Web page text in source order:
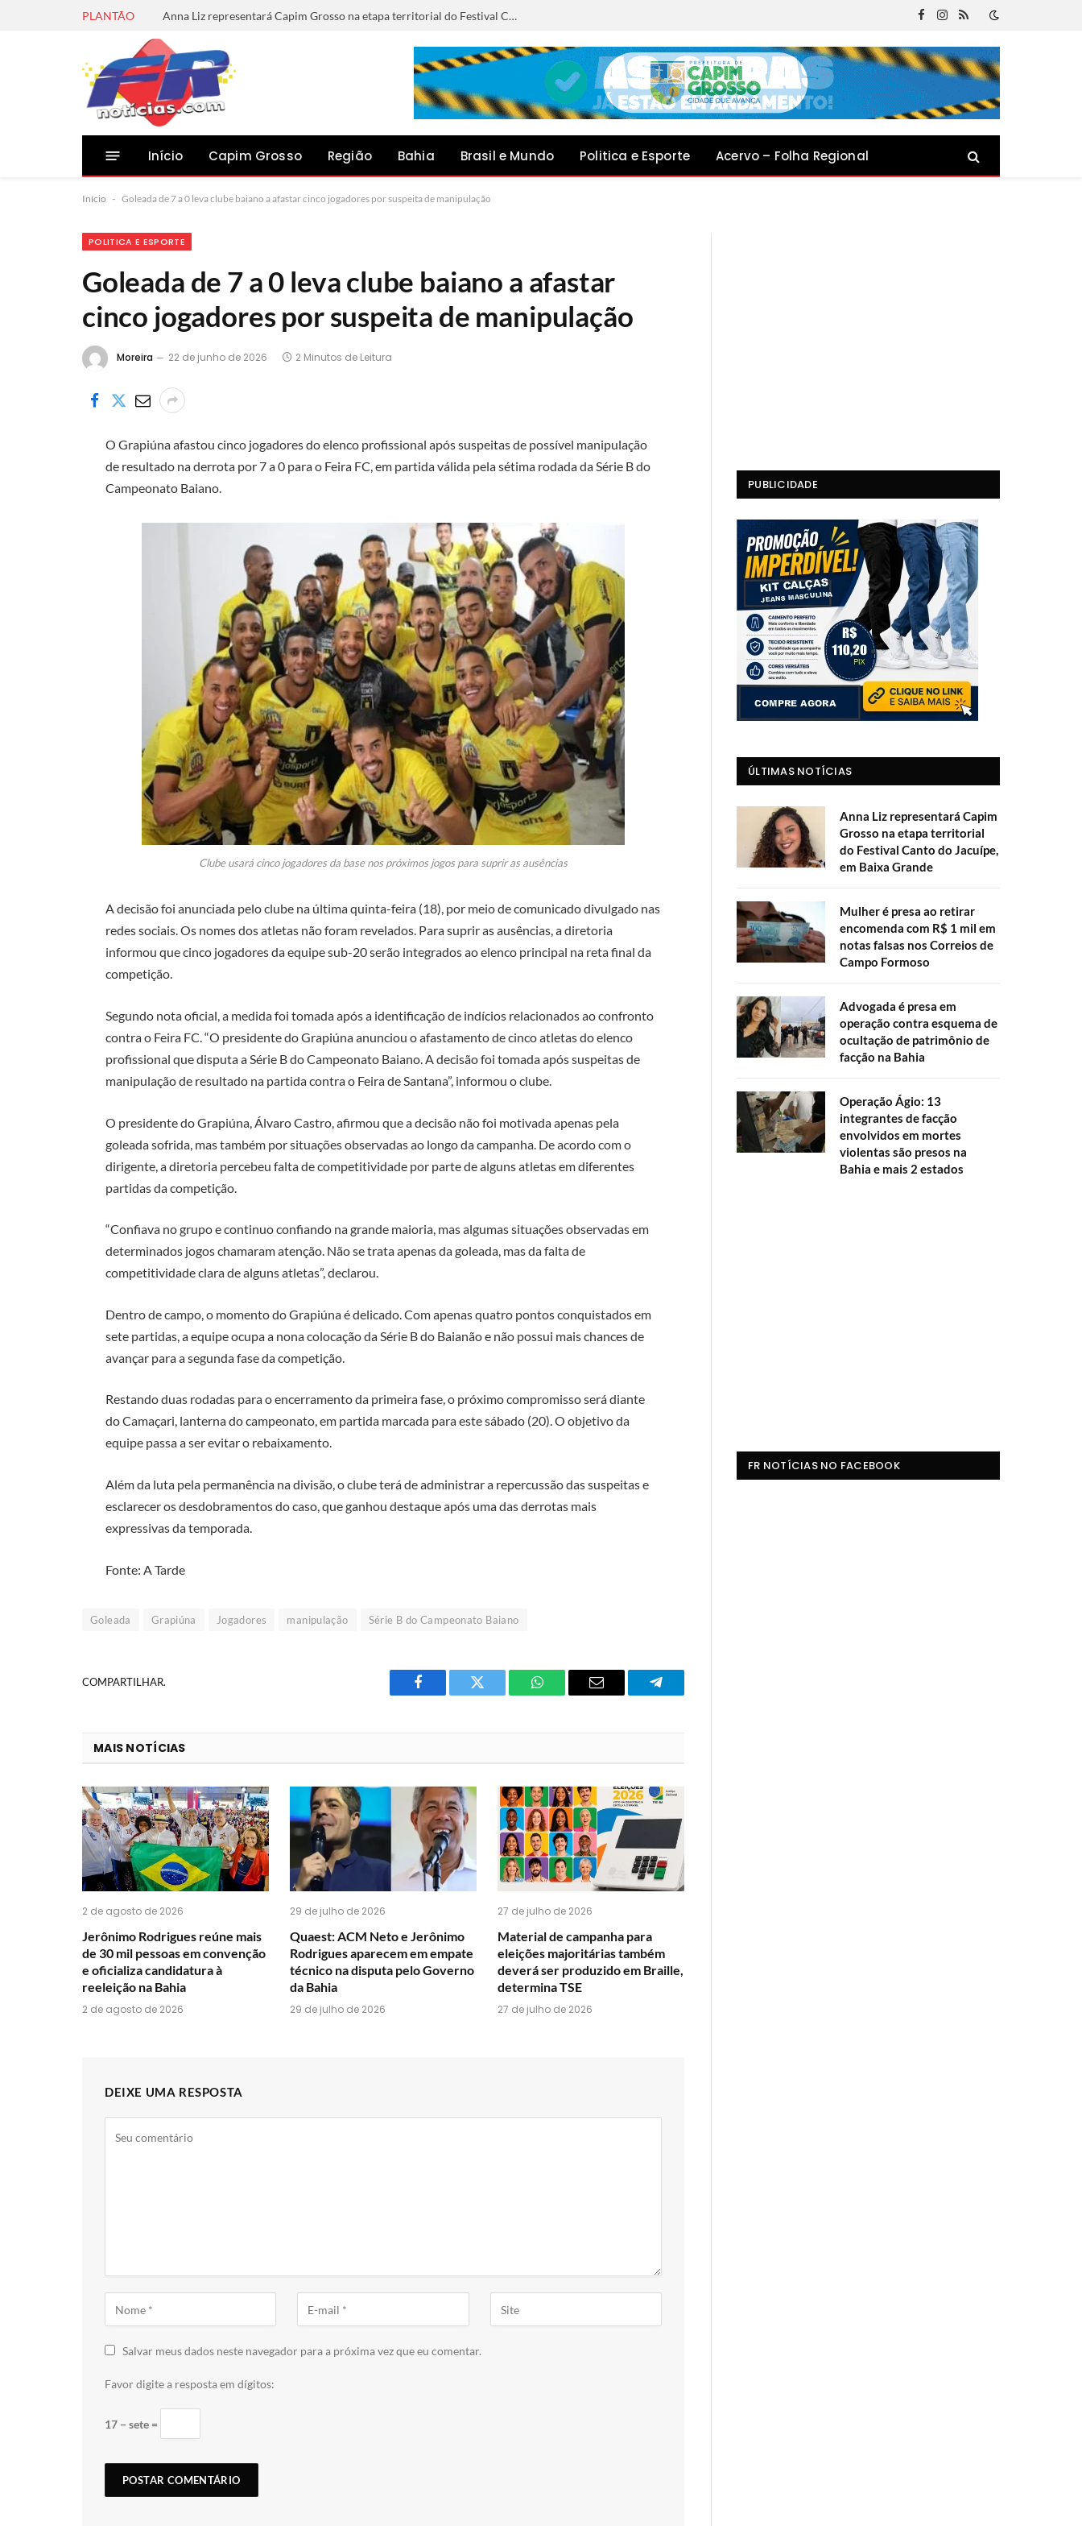
PLANTÃO Anna Liz representará Capim Grosso na etapa territorial do Festival Canto do Jacuípe, em Baixa Grande
Facebook
Instagram
RSS
Início Capim Grosso Região Bahia Brasil e Mundo Politica e Esporte Acervo – Folha Regional
Início - Goleada de 7 a 0 leva clube baiano a afastar cinco jogadores por suspeita de manipulação
POLITICA E ESPORTE
Goleada de 7 a 0 leva clube baiano a afastar
cinco jogadores por suspeita de manipulação
Moreira 22 de junho de 2026 2 Minutos de Leitura
O Grapiúna afastou cinco jogadores do elenco profissional após suspeitas de possível manipulação
de resultado na derrota por 7 a 0 para o Feira FC, em partida válida pela sétima rodada da Série B do
Campeonato Baiano.
Clube usará cinco jogadores da base nos próximos jogos para suprir as ausências
A decisão foi anunciada pelo clube na última quinta-feira (18), por meio de comunicado divulgado nas
redes sociais. Os nomes dos atletas não foram revelados. Para suprir as ausências, a diretoria
informou que cinco jogadores da equipe sub-20 serão integrados ao elenco principal na reta final da
competição.
Segundo nota oficial, a medida foi tomada após a identificação de indícios relacionados ao confronto
contra o Feira FC. “O presidente do Grapiúna anunciou o afastamento de cinco atletas do elenco
profissional que disputa a Série B do Campeonato Baiano. A decisão foi tomada após suspeitas de
manipulação de resultado na partida contra o Feira de Santana”, informou o clube.
O presidente do Grapiúna, Álvaro Castro, afirmou que a decisão não foi motivada apenas pela
goleada sofrida, mas também por situações observadas ao longo da campanha. De acordo com o
dirigente, a diretoria percebeu falta de competitividade por parte de alguns atletas em diferentes
partidas da competição.
“Confiava no grupo e continuo confiando na grande maioria, mas algumas situações observadas em
determinados jogos chamaram atenção. Não se trata apenas da goleada, mas da falta de
competitividade clara de alguns atletas”, declarou.
Dentro de campo, o momento do Grapiúna é delicado. Com apenas quatro pontos conquistados em
sete partidas, a equipe ocupa a nona colocação da Série B do Baianão e não possui mais chances de
avançar para a segunda fase da competição.
Restando duas rodadas para o encerramento da primeira fase, o próximo compromisso será diante
do Camaçari, lanterna do campeonato, em partida marcada para este sábado (20). O objetivo da
equipe passa a ser evitar o rebaixamento.
Além da luta pela permanência na divisão, o clube terá de administrar a repercussão das suspeitas e
esclarecer os desdobramentos do caso, que ganhou destaque após uma das derrotas mais
expressivas da temporada.
Fonte: A Tarde
Goleada Grapiúna Jogadores manipulação Série B do Campeonato Baiano
COMPARTILHAR.
Facebook Twitter
O
do
WhatsApp?
E-
Telegrama
MAIS NOTÍCIAS
2 de agosto de 2026
Jerônimo Rodrigues reúne mais
de 30 mil pessoas em convenção
e oficializa candidatura à
reeleição na Bahia
2 de agosto de 2026
29 de julho de 2026
Quaest: ACM Neto e Jerônimo
Rodrigues aparecem em empate
técnico na disputa pelo Governo
da Bahia
29 de julho de 2026
27 de julho de 2026
Material de campanha para
eleições majoritárias também
deverá ser produzido em Braille,
determina TSE
27 de julho de 2026
DEIXE UMA RESPOSTA
Salvar meus dados neste navegador para a próxima vez que eu comentar.
Favor digite a resposta em dígitos:
17 − sete =
PUBLICIDADE
ÚLTIMAS NOTÍCIAS
Anna Liz representará Capim
Grosso na etapa territorial
do Festival Canto do Jacuípe,
em Baixa Grande
Mulher é presa ao retirar
encomenda com R$ 1 mil em
notas falsas nos Correios de
Campo Formoso
Advogada é presa em
operação contra esquema de
ocultação de patrimônio de
facção na Bahia
Operação Ágio: 13
integrantes de facção
envolvidos em mortes
violentas são presos na
Bahia e mais 2 estados
FR NOTÍCIAS NO FACEBOOK